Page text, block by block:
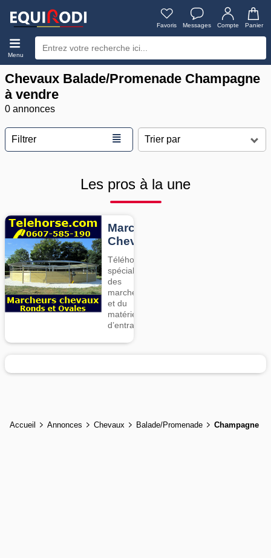
Favoris Messages Compte Panier
Menu
Chevaux Balade/Promenade Champagne
à vendre
0 annonces
Filtrer ≣
Les pros à la une
Marcheurs
Chevaux
Téléhorse,
spécialiste
des
marcheurs
et du
matériel
d’entrainement
Accueil Annonces Chevaux Balade/Promenade Champagne